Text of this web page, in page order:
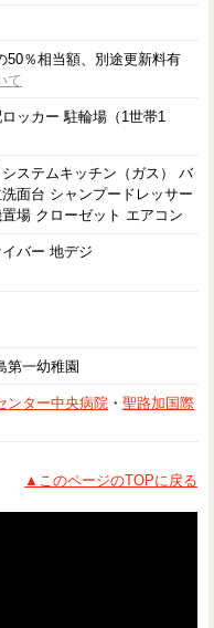
50％相当額、別途更新料有
て
ッカー 駐輪場（1世帯1
ステムキッチン（ガス） バ
面台 シャンプードレッサー
場 クローゼット エアコン
バー 地デジ
第一幼稚園
ンター中央病院 ・聖路加国際
▲このページのTOPに戻る